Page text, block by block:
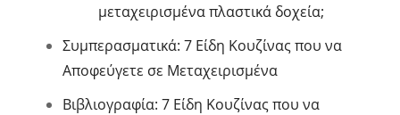
μεταχειρισμένα πλαστικά δοχεία;
Συμπερασματικά: 7 Είδη Κουζίνας που να
Αποφεύγετε σε Μεταχειρισμένα
Βιβλιογραφία: 7 Είδη Κουζίνας που να